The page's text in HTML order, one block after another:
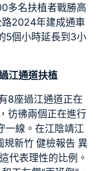
多名扶植者戰勝高
2024年建成通車
5個小時延長到3小
江通道扶植
8座過江通道正在
彷彿兩個正在進行
一線。在江陰靖江
規新竹 健檢報告 異
代表理性的比例。